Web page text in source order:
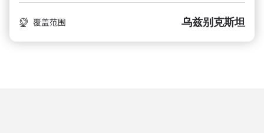
覆盖范围 乌兹别克斯坦